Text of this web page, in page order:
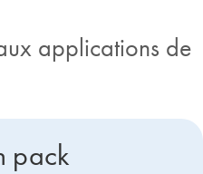
applications de
pack